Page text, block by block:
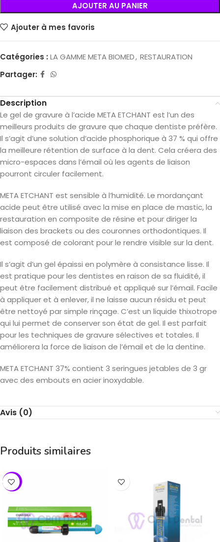
AJOUTER AU PANIER
Ajouter à mes favoris
Catégories : LA GAMME META BIOMED, RESTAURATION
Partager:
Description
Le gel de gravure à l’acide META ETCHANT est l’un des
meilleurs produits de gravure que chaque dentiste préfère.
Il s’agit d’une solution d’acide phosphorique à 37 % qui offre
la meilleure rétention de surface à la dent. Cela créera des
micro-espaces dans l’émail où les agents de liaison
pourront circuler facilement.
META ETCHANT est sensible à l’humidité. Le mordançant
acide peut être utilisé avec la mise en place de mastic, la
restauration en composite de résine et pour diriger la
liaison des brackets ou des couronnes orthodontiques. Il
est composé de colorant pour le rendre visible sur la dent.
Il s’agit d’un gel épaissi en polymère à consistance lisse. Il
est pratique pour les dentistes en raison de sa fluidité, il
peut être facilement distribué et appliqué sur l’émail. Facile
à appliquer et à enlever, il ne laisse aucun résidu et peut
être nettoyé par simple rinçage. C’est un liquide thixotrope
qui lui permet de conserver son état de gel. Il est parfait
pour les techniques de gravure sélectives et totales. Il
améliorera la force de liaison de l’émail et de la dentine.
META ETCHANT 37% contient 3 seringues jetables de 3 gr
avec des embouts en acier inoxydable.
Avis (0)
Produits similaires
-17%